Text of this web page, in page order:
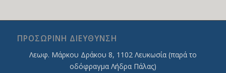
ΠΡΟΣΩΡΙΝΗ ΔΙΕΥΘΥΝΣΗ
Λεωφ. Mάρκου Δράκου 8, 1102 Λευκωσία (παρά το
οδόφραγμα Λήδρα Πάλας)